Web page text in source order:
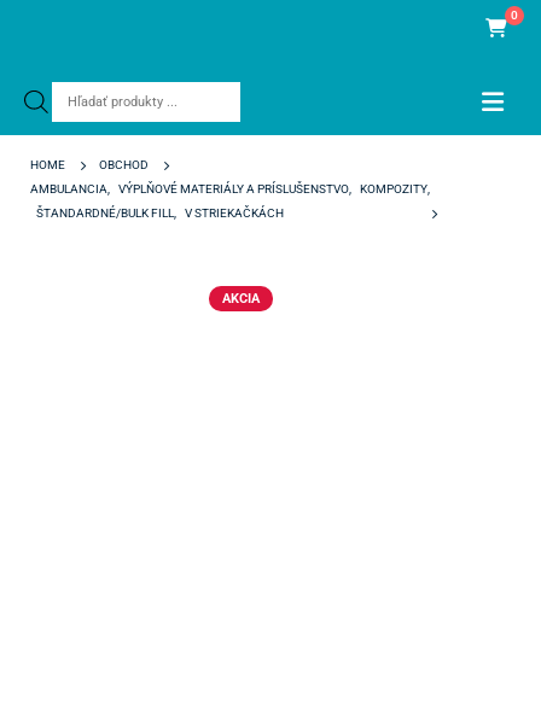
Products
0
HOME
OBCHOD
AMBULANCIA
VÝPLŇOVÉ MATERIÁLY A PRÍSLUŠENSTVO KOMPOZITY
ŠTANDARDNÉ/BULK FILL
V STRIEKAČKÁCH
AKCIA